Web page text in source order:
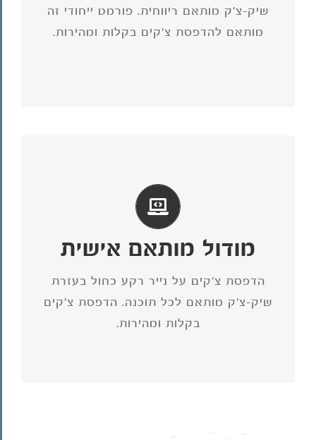
שיק-צ'ק מותאם ריווחית. פורמט ייחודי זה
מותאם להדפסת צ'קים בקלות ומהירות.
מודול שיק-צ'ק מותקן על המחשב במשרדכם,
עובד ברקע במקביל לריווחית ללא צורך
מודול מותאם אישית
הדפסת צ'קים על נייר רקע כחול בעזרת
שיק-צ'ק מותאם לכל תוכנה. הדפסת צ'קים
בקלות ומהירות.
תוכנה
מודול שיק-צ'ק מותקן על המחשב במשרדכם,
נתונים.
בעזרת המודול ניתן להפיק צ'קים על גבי נייר
חלק עם פס מגנטי (רקע אחיד כחול באזור